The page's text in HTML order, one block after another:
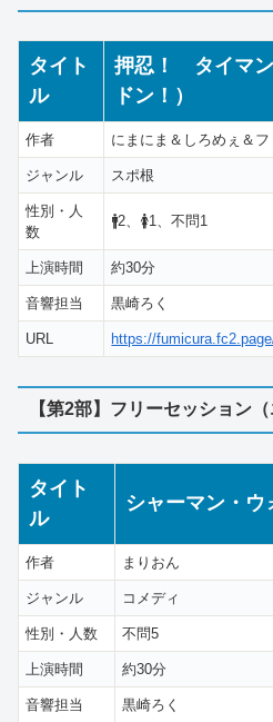
タイト
ル
押忍！ タイマン
ドン！）
作者 にまにま＆しろめぇ＆フ
ジャンル スポ根
性別・人
数
🚹2、🚺1、不問1
上演時間 約30分
音響担当 黒崎ろく
URL https://
【第2部】フリーセッション（
タイト
ル
シャーマン・ウ
作者 まりおん
ジャンル コメディ
性別・人数 不問5
上演時間 約30分
音響担当 黒崎ろく